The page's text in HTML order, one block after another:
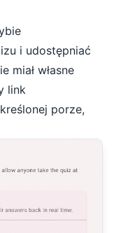
i udostępniać
miał własne
link
porze,